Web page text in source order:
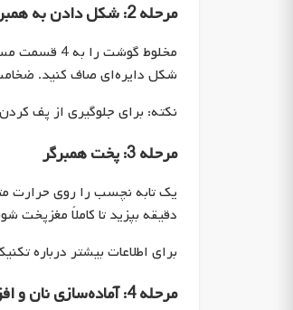
مرحله 2: شکل دادن به همبرگر
مخلوط
شکل دایره‌ای صاف کنید. ضخامت همبرگر
نکته: برای جلوگیری از پف
مرحله 3: پخت همبرگر
دقیقه بپزید تا کاملاً مغزپخت
برای اطلاعات بیشتر درباره
مرحله 4: آماده‌سازی نان و افزودنی‌ها